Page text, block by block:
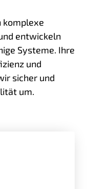
komplexe
entwickeln
Systeme. Ihre
und
sicher und
um.